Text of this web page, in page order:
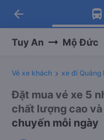
Tải
Nhận
Tải
-30k/
arrow_back
Tuy An Mộ Đức
Vé xe khách xe đi Quảng
Đặt mua vé xe 5
chất lượng cao
chuyến mỗi ngày